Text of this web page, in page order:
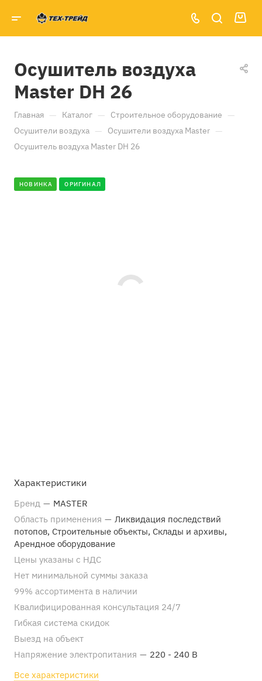
Oсушитель воздуха
Master DH 26
Главная — Каталог — Строительное оборудование —
Осушители воздуха — Осушители воздуха Master —
Oсушитель воздуха Master DH 26
НОВИНКА ОРИГИНАЛ
Характеристики
Бренд — MASTER
Область применения — Ликвидация последствий
потопов, Строительные объекты, Склады и архивы,
Арендное оборудование
Цены указаны с НДС
Нет минимальной суммы заказа
99% ассортимента в наличии
Квалифицированная консультация 24/7
Гибкая система скидок
Выезд на объект
Напряжение электропитания — 220 - 240 В
Все характеристики